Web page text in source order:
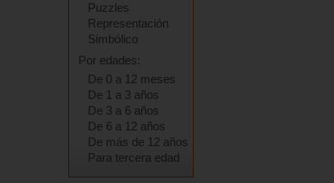
Puzzles
Representación
Simbólico
Por edades:
De 0 a 12 meses
De 1 a 3 años
De 3 a 6 años
De 6 a 12 años
De más de 12 años
Para tercera edad